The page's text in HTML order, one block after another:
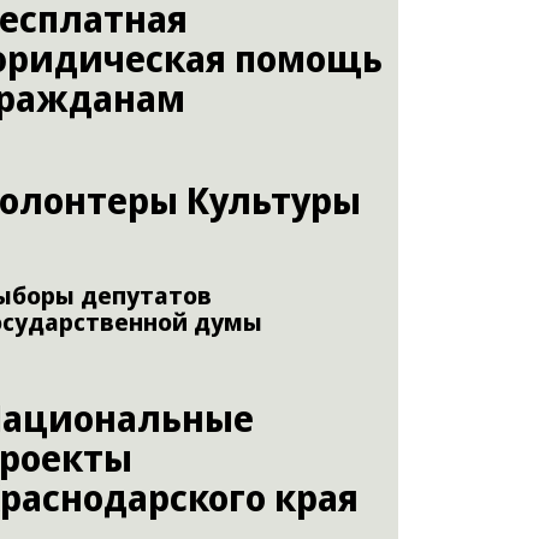
помощь
Культуры
депутатов
думы
края